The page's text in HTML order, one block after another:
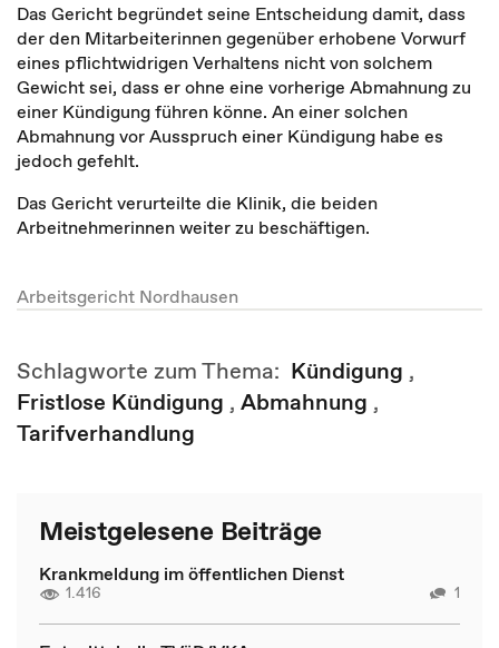
Das Gericht begründet seine Entscheidung damit, dass
der den Mitarbeiterinnen gegenüber erhobene Vorwurf
eines pflichtwidrigen Verhaltens nicht von solchem
Gewicht sei, dass er ohne eine vorherige Abmahnung zu
einer Kündigung führen könne. An einer solchen
Abmahnung vor Ausspruch einer Kündigung habe es
jedoch gefehlt.
Das Gericht verurteilte die Klinik, die beiden
Arbeitnehmerinnen weiter zu beschäftigen.
Arbeitsgericht Nordhausen
Schlagworte zum Thema: Kündigung ,
Fristlose Kündigung , Abmahnung ,
Tarifverhandlung
Meistgelesene Beiträge
Krankmeldung im öffentlichen Dienst
1.416 1